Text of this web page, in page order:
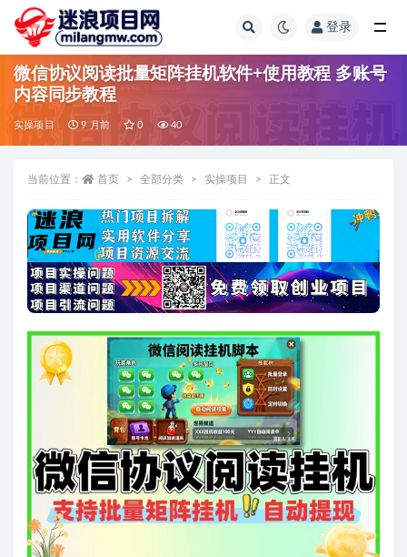
登录
微信协议阅读批量矩阵挂机软件+使用教程 多账号
内容同步教程
实操项目 9 月前 0 40
当前位置： 首页 全部分类 实操项目 正文
全部